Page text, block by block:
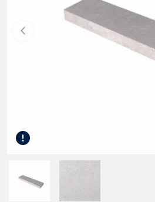
Gereedschap
Kunststof terrasplanken